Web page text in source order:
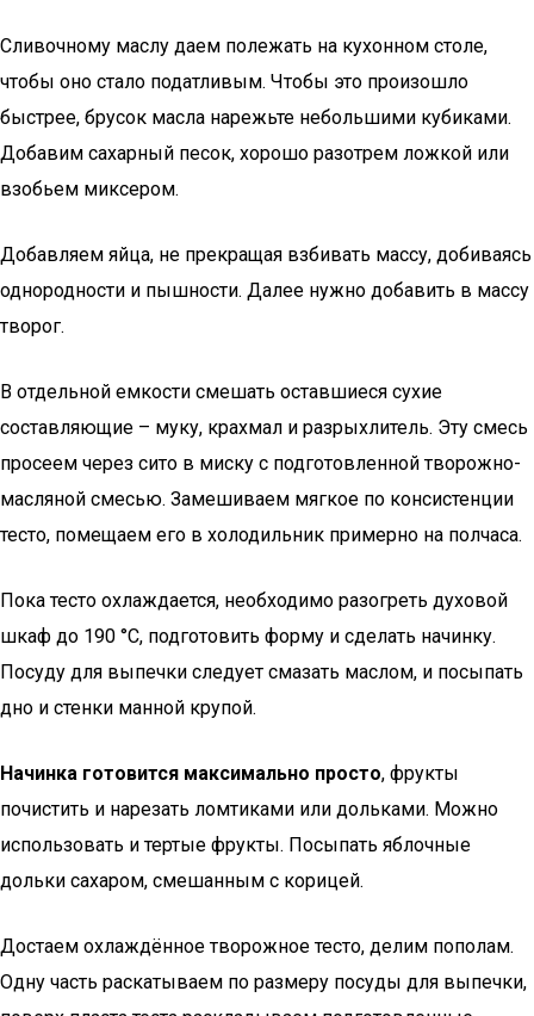
Сливочному маслу даем полежать на кухонном столе,
чтобы оно стало податливым. Чтобы это произошло
быстрее, брусок масла нарежьте небольшими кубиками.
Добавим сахарный песок, хорошо разотрем ложкой или
взобьем миксером.
Добавляем яйца, не прекращая взбивать массу, добиваясь
однородности и пышности. Далее нужно добавить в массу
творог.
В отдельной емкости смешать оставшиеся сухие
составляющие – муку, крахмал и разрыхлитель. Эту смесь
просеем через сито в миску с подготовленной творожно-
масляной смесью. Замешиваем мягкое по консистенции
тесто, помещаем его в холодильник примерно на полчаса.
Пока тесто охлаждается, необходимо разогреть духовой
шкаф до 190 °C, подготовить форму и сделать начинку.
Посуду для выпечки следует смазать маслом, и посыпать
дно и стенки манной крупой.
Начинка готовится максимально просто, фрукты
почистить и нарезать ломтиками или дольками. Можно
использовать и тертые фрукты. Посыпать яблочные
дольки сахаром, смешанным с корицей.
Достаем охлаждённое творожное тесто, делим пополам.
Одну часть раскатываем по размеру посуды для выпечки,